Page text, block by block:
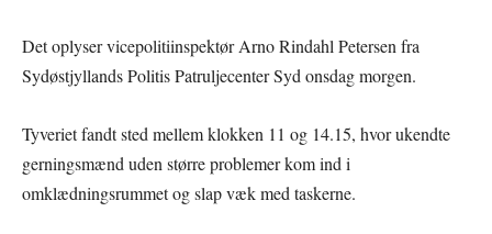
Det oplyser vicepolitiinspektør Arno Rindahl Petersen fra
Sydøstjyllands Politis Patruljecenter Syd onsdag morgen.
Tyveriet fandt sted mellem klokken 11 og 14.15, hvor ukendte
gerningsmænd uden større problemer kom ind i
omklædningsrummet og slap væk med taskerne.